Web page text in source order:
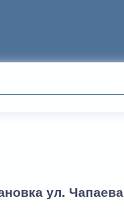
ул. Чапаева